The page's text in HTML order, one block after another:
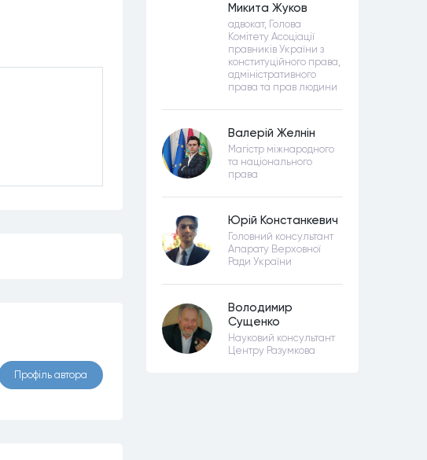
Профiль автора
Микита Жуков
адвокат, Голова
Комітету Асоціації
правників України з
конституційного права,
адміністративного
права та прав людини
Валерій Желнін
Магістр міжнародного
та національного
права
Юрій Констанкевич
Головний консультант
Апарату Верховної
Ради України
Володимир
Сущенко
Науковий консультант
Центру Разумкова